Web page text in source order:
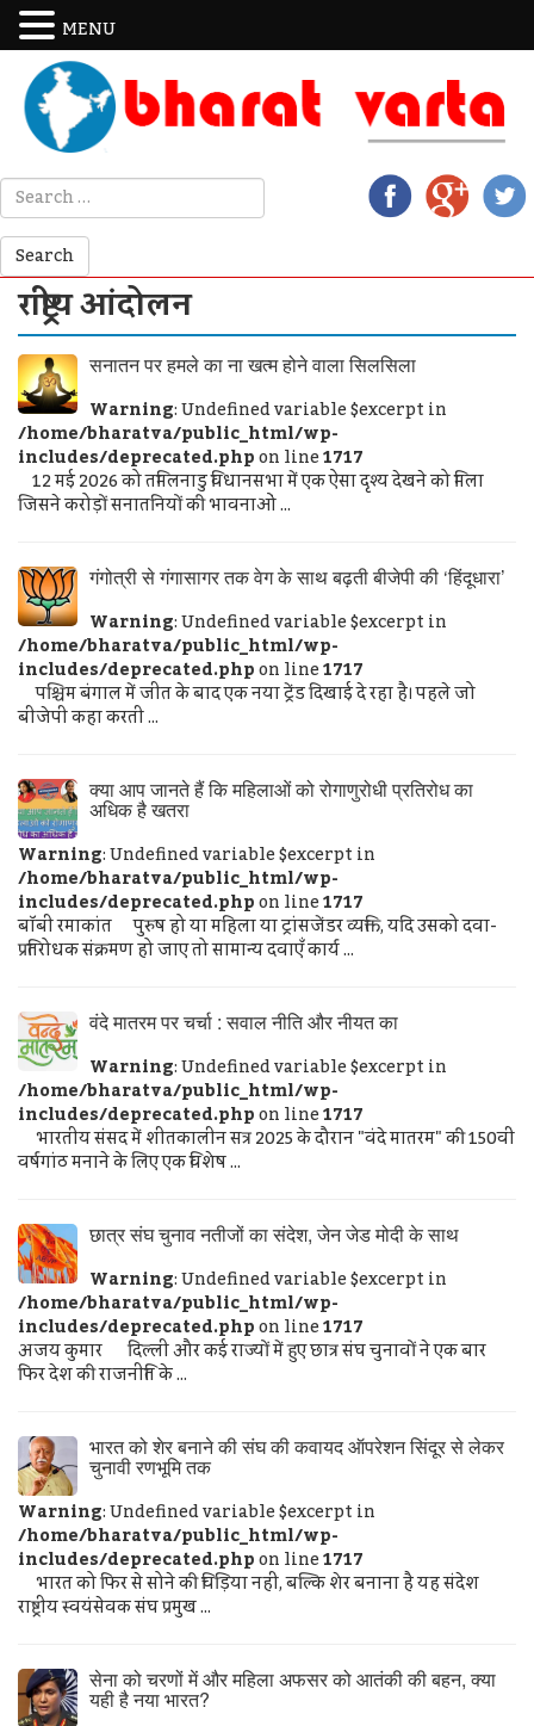
राष्ट्रीय आंदोलन
सनातन पर हमले का ना खत्म होने वाला सिलसिला
Warning: Undefined variable $excerpt in
/home/bharatva/public_html/wp-
includes/deprecated.phpon line1717
12 मई 2026 को तमिलनाडु विधानसभा में एक ऐसा दृश्य देखने को मिला
जिसने करोड़ों सनातनियों की भावनाओं ...
गंगोत्री से गंगासागर तक वेग के साथ बढ़ती बीजेपी की ‘हिंदूधारा’
Warning: Undefined variable $excerpt in
/home/bharatva/public_html/wp-
includes/deprecated.phpon line1717
पश्चिम बंगाल में जीत के बाद एक नया ट्रेंड दिखाई दे रहा है। पहले जो
बीजेपी कहा करती ...
क्या आप जानते हैं कि महिलाओं को रोगाणुरोधी प्रतिरोध का
अधिक है खतरा
Warning: Undefined variable $excerpt in
/home/bharatva/public_html/wp-
includes/deprecated.phpon line1717
बॉबी रमाकांत पुरुष हो या महिला या ट्रांसजेंडर व्यक्ति, यदि उसको दवा-
प्रतिरोधक संक्रमण हो जाए तो सामान्य दवाएँ कार्य ...
वंदे मातरम पर चर्चा : सवाल नीति और नीयत का
Warning: Undefined variable $excerpt in
/home/bharatva/public_html/wp-
includes/deprecated.phpon line1717
भारतीय संसद में शीतकालीन सत्र 2025 के दौरान "वंदे मातरम" की 150वीं
वर्षगांठ मनाने के लिए एक विशेष ...
छात्र संघ चुनाव नतीजों का संदेश, जेन जेड मोदी के साथ
Warning: Undefined variable $excerpt in
/home/bharatva/public_html/wp-
includes/deprecated.phpon line1717
अजय कुमार दिल्ली और कई राज्यों में हुए छात्र संघ चुनावों ने एक बार
फिर देश की राजनीति के ...
भारत को शेर बनाने की संघ की कवायद ऑपरेशन सिंदूर से लेकर
चुनावी रणभूमि तक
Warning: Undefined variable $excerpt in
/home/bharatva/public_html/wp-
includes/deprecated.phpon line1717
भारत को फिर से सोने की चिड़िया नहीं, बल्कि शेर बनाना है यह संदेश
राष्ट्रीय स्वयंसेवक संघ प्रमुख ...
सेना को चरणों में और महिला अफसर को आतंकी की बहन, क्या
यही है नया भारत?
MENU